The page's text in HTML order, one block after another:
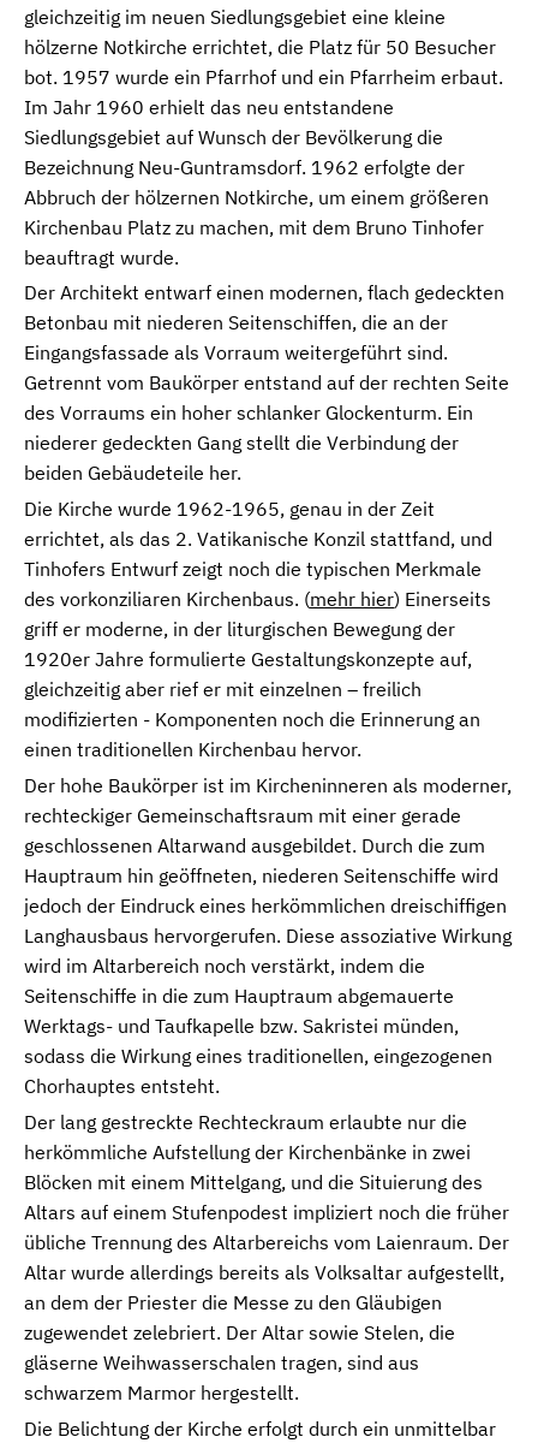
gleichzeitig im neuen Siedlungsgebiet eine kleine
hölzerne Notkirche errichtet, die Platz für 50 Besucher
bot. 1957 wurde ein Pfarrhof und ein Pfarrheim erbaut.
Im Jahr 1960 erhielt das neu entstandene
Siedlungsgebiet auf Wunsch der Bevölkerung die
Bezeichnung Neu-Guntramsdorf. 1962 erfolgte der
Abbruch der hölzernen Notkirche, um einem größeren
Kirchenbau Platz zu machen, mit dem Bruno Tinhofer
beauftragt wurde.
Der Architekt entwarf einen modernen, flach gedeckten
Betonbau mit niederen Seitenschiffen, die an der
Eingangsfassade als Vorraum weitergeführt sind.
Getrennt vom Baukörper entstand auf der rechten Seite
des Vorraums ein hoher schlanker Glockenturm. Ein
niederer gedeckten Gang stellt die Verbindung der
beiden Gebäudeteile her.
Die Kirche wurde 1962-1965, genau in der Zeit
errichtet, als das 2. Vatikanische Konzil stattfand, und
Tinhofers Entwurf zeigt noch die typischen Merkmale
des vorkonziliaren Kirchenbaus. (mehr hier) Einerseits
griff er moderne, in der liturgischen Bewegung der
1920er Jahre formulierte Gestaltungskonzepte auf,
gleichzeitig aber rief er mit einzelnen – freilich
modifizierten - Komponenten noch die Erinnerung an
einen traditionellen Kirchenbau hervor.
Der hohe Baukörper ist im Kircheninneren als moderner,
rechteckiger Gemeinschaftsraum mit einer gerade
geschlossenen Altarwand ausgebildet. Durch die zum
Hauptraum hin geöffneten, niederen Seitenschiffe wird
jedoch der Eindruck eines herkömmlichen dreischiffigen
Langhausbaus hervorgerufen. Diese assoziative Wirkung
wird im Altarbereich noch verstärkt, indem die
Seitenschiffe in die zum Hauptraum abgemauerte
Werktags- und Taufkapelle bzw. Sakristei münden,
sodass die Wirkung eines traditionellen, eingezogenen
Chorhauptes entsteht.
Der lang gestreckte Rechteckraum erlaubte nur die
herkömmliche Aufstellung der Kirchenbänke in zwei
Blöcken mit einem Mittelgang, und die Situierung des
Altars auf einem Stufenpodest impliziert noch die früher
übliche Trennung des Altarbereichs vom Laienraum. Der
Altar wurde allerdings bereits als Volksaltar aufgestellt,
an dem der Priester die Messe zu den Gläubigen
zugewendet zelebriert. Der Altar sowie Stelen, die
gläserne Weihwasserschalen tragen, sind aus
schwarzem Marmor hergestellt.
Die Belichtung der Kirche erfolgt durch ein unmittelbar